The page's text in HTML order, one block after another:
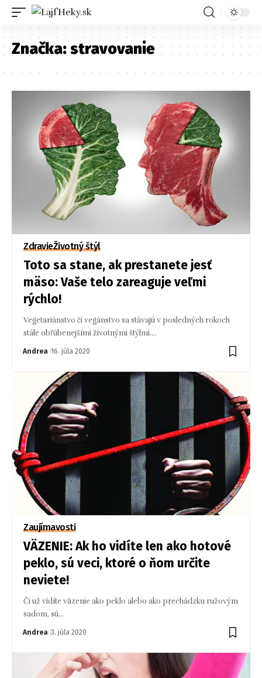
Značka:stravovanie
ZdravieŽivotný štýl
Toto sa stane, ak prestanete jesť
mäso: Vaše telo zareaguje veľmi
rýchlo!
Vegetariánstvo či vegánstvo sa stávajú v posledných rokoch
stále obľúbenejšími životnými štýlmi.…
Andrea 16. júla 2020
Zaujímavosti
VÄZENIE: Ak ho vidíte len ako hotové
peklo, sú veci, ktoré o ňom určite
neviete!
Či už vidíte väzenie ako peklo alebo ako prechádzku ružovým
sadom, sú…
Andrea 3. júla 2020